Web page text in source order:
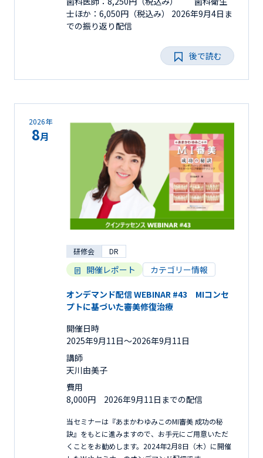
士ほか：6,050円（税込み） 2026年9月4日ま
での振り返り配信
後で読む
2026年
8月
研修会 DR
開催レポート カテゴリー情報
オンデマンド配信 WEBINAR #43 MIコンセ
プトに基づいた審美修復治療
開催日時
2025年9月11日〜2026年9月11日
講師
天川由美子
費用
8,000円 2026年9月11日までの配信
当セミナーは『あまかわゆみこのMI審美 成功の秘
訣』をもとに進みますので、お手元にご用意いただ
くことをお勧めします。2024年2月8日（木）に開催